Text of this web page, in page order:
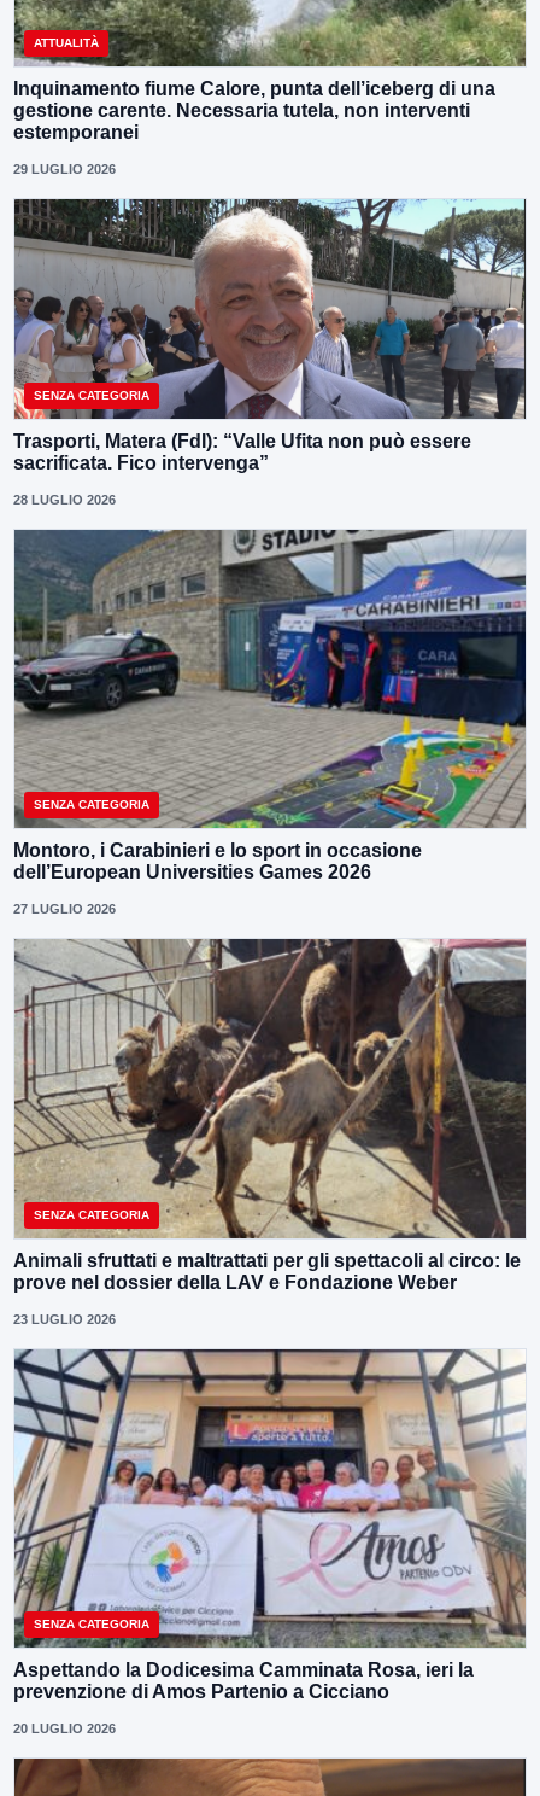
ATTUALITÀ
Inquinamento fiume Calore, punta dell’iceberg di una
gestione carente. Necessaria tutela, non interventi
estemporanei
29 LUGLIO 2026
SENZA CATEGORIA
Trasporti, Matera (FdI): “Valle Ufita non può essere
sacrificata. Fico intervenga”
28 LUGLIO 2026
SENZA CATEGORIA
Montoro, i Carabinieri e lo sport in occasione
dell’European Universities Games 2026
27 LUGLIO 2026
SENZA CATEGORIA
Animali sfruttati e maltrattati per gli spettacoli al circo: le
prove nel dossier della LAV e Fondazione Weber
23 LUGLIO 2026
SENZA CATEGORIA
Aspettando la Dodicesima Camminata Rosa, ieri la
prevenzione di Amos Partenio a Cicciano
20 LUGLIO 2026